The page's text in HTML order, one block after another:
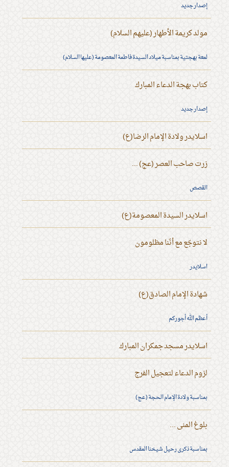
إصدار جديد
مولد كريمة الأطهار (عليهم السلام)
لمعة بهجتية بمناسبة ميلاد السيدة فاطمة المعصومة (عليها السلام)
كتاب بهجة الدعاء المبارك
إصدار جديد
اسلايدر ولادة الإمام الرضا(ع)
زرت صاحب العصر (عج) ...
القصص
اسلايدر السيدة المعصومة(ع)
لا نتوجّع مع أنّنا مظلومون
اسلايدر
شهادة الإمام الصادق(ع)
أعظم الله أجوركم
اسلايدر مسجد جمكران المبارك
لزوم الدعاء لتعجيل الفرج
بمناسبة ولادة الإمام الحجة (عج)
بلوغ المنى ...
بمناسبة ذكرى رحيل شيخنا المقدس